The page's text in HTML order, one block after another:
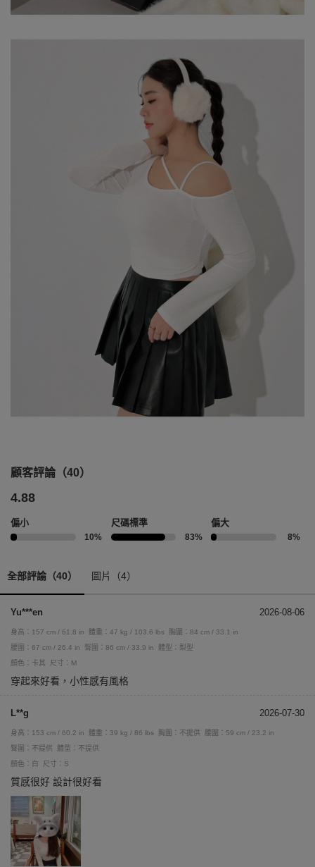
顧客評論（40）
4.88
偏小
10%
尺碼標準
83%
偏大
8%
全部評論（40） 圖片（4）
Yu***en 2026-08-06
身高：157 cm / 61.8 in 體重：47 kg / 103.6 lbs
胸圍：84 cm / 33.1 in
腰圍：67 cm / 26.4 in
臀圍：86 cm / 33.9 in
體型：梨型
顏色：卡其
尺寸：M
穿起來好看，小性感有風格
L**g 2026-07-30
身高：153 cm / 60.2 in 體重：39 kg / 86 lbs 胸圍：不提供
腰圍：59 cm / 23.2 in
臀圍：不提供
體型：不提供
顏色：白
尺寸：S
質感很好 設計很好看